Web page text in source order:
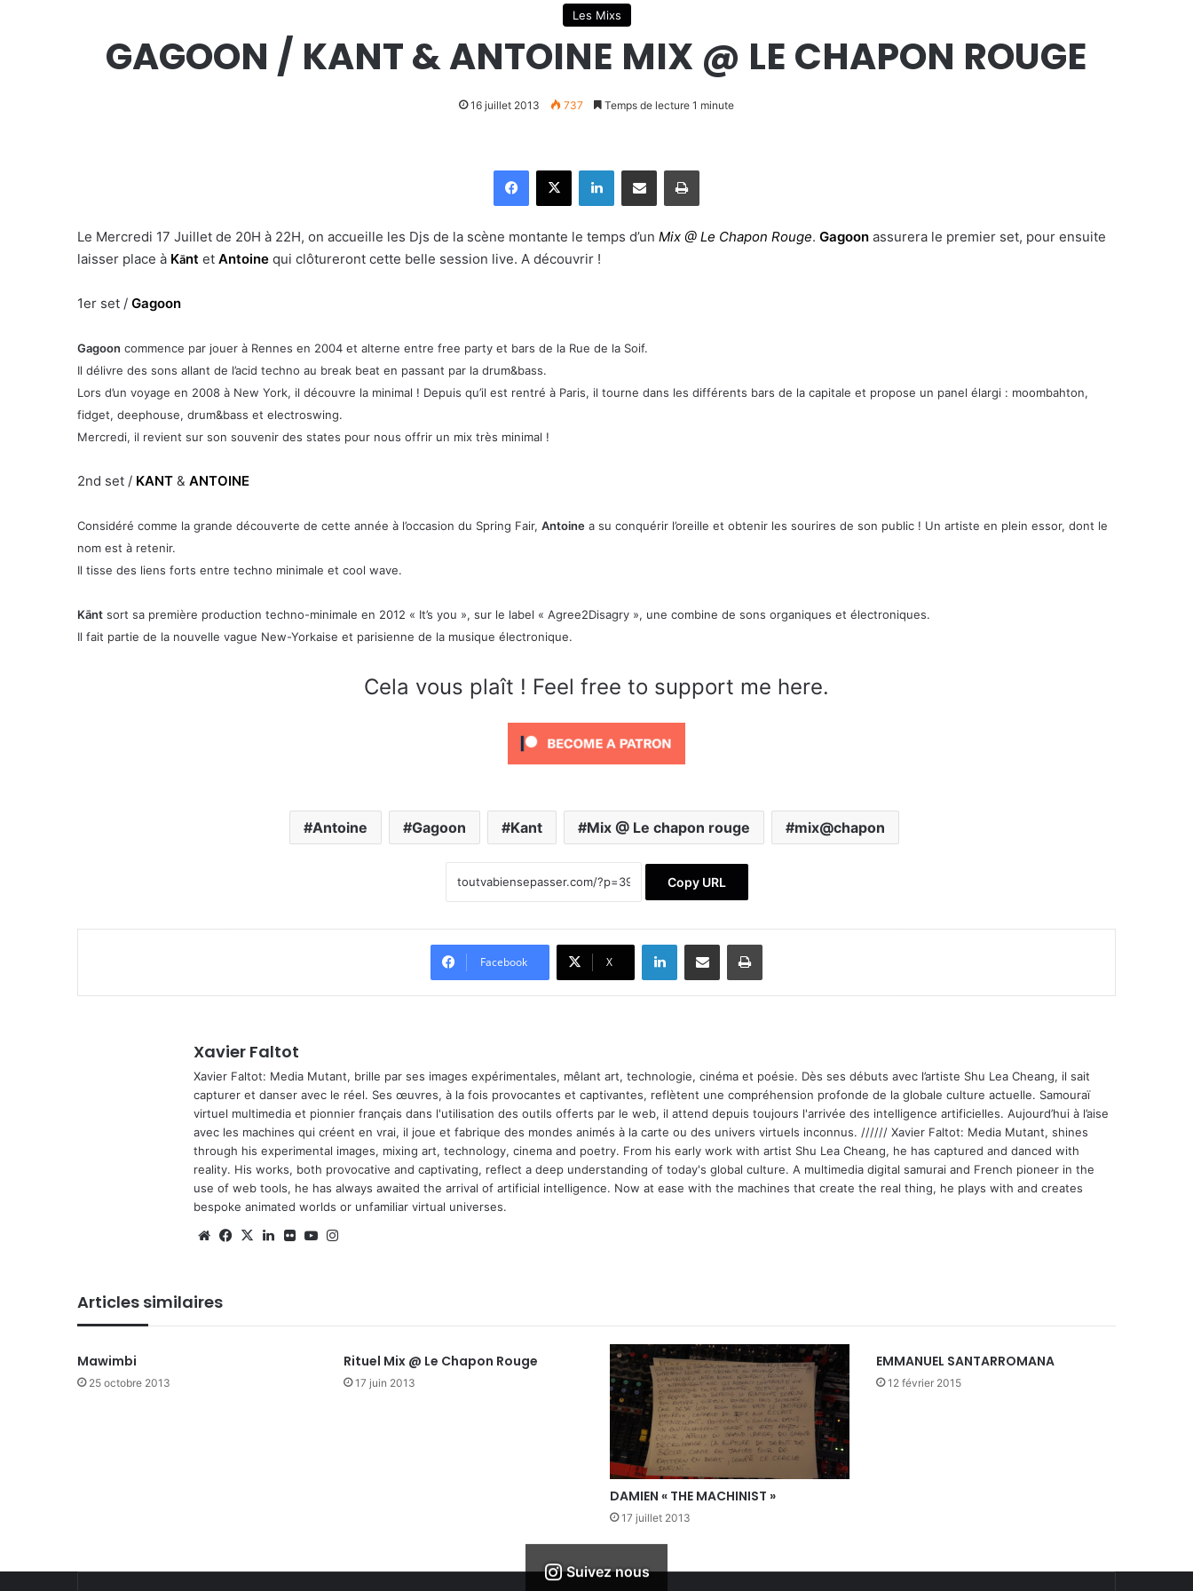
Les Mixs
GAGOON / KANT & ANTOINE MIX @ LE CHAPON ROUGE
16 juillet 2013 737 Temps de lecture 1 minute
Le Mercredi 17 Juillet de 20H à 22H, on accueille les Djs de la scène montante le temps d’un Mix @ Le Chapon Rouge. Gagoon assurera le premier set, pour ensuite
laisser place à Kānt et Antoine qui clôtureront cette belle session live. A découvrir !
1er set / Gagoon
Gagoon commence par jouer à Rennes en 2004 et alterne entre free party et bars de la Rue de la Soif.
Il délivre des sons allant de l’acid techno au break beat en passant par la drum&bass.
Lors d’un voyage en 2008 à New York, il découvre la minimal ! Depuis qu’il est rentré à Paris, il tourne dans les différents bars de la capitale et propose un panel élargi : moombahton,
fidget, deephouse, drum&bass et electroswing.
Mercredi, il revient sur son souvenir des states pour nous offrir un mix très minimal !
2nd set / KANT & ANTOINE
Considéré comme la grande découverte de cette année à l’occasion du Spring Fair, Antoine a su conquérir l’oreille et obtenir les sourires de son public ! Un artiste en plein essor, dont le
nom est à retenir.
Il tisse des liens forts entre techno minimale et cool wave.
Kānt sort sa première production techno-minimale en 2012 « It’s you », sur le label « Agree2Disagry », une combine de sons organiques et électroniques.
Il fait partie de la nouvelle vague New-Yorkaise et parisienne de la musique électronique.
Cela vous plaît ! Feel free to support me here.
Antoine Gagoon Kant Mix @ Le chapon rouge mix@chapon
Copy URL
Facebook X
Xavier Faltot
Xavier Faltot: Media Mutant, brille par ses images expérimentales, mêlant art, technologie, cinéma et poésie. Dès ses débuts avec l’artiste Shu Lea Cheang, il sait
capturer et danser avec le réel. Ses œuvres, à la fois provocantes et captivantes, reflètent une compréhension profonde de la globale culture actuelle. Samouraï
virtuel multimedia et pionnier français dans l'utilisation des outils offerts par le web, il attend depuis toujours l'arrivée des intelligence artificielles. Aujourd’hui à l’aise
avec les machines qui créent en vrai, il joue et fabrique des mondes animés à la carte ou des univers virtuels inconnus. ////// Xavier Faltot: Media Mutant, shines
through his experimental images, mixing art, technology, cinema and poetry. From his early work with artist Shu Lea Cheang, he has captured and danced with
reality. His works, both provocative and captivating, reflect a deep understanding of today's global culture. A multimedia digital samurai and French pioneer in the
use of web tools, he has always awaited the arrival of artificial intelligence. Now at ease with the machines that create the real thing, he plays with and creates
bespoke animated worlds or unfamiliar virtual universes.
We Fa
X
Lin Fli Yo
Articles similaires
Mawimbi
25 octobre 2013
Rituel Mix @ Le Chapon Rouge
17 juin 2013
DAMIEN « THE MACHINIST »
17 juillet 2013
EMMANUEL SANTARROMANA
12 février 2015
Suivez nous